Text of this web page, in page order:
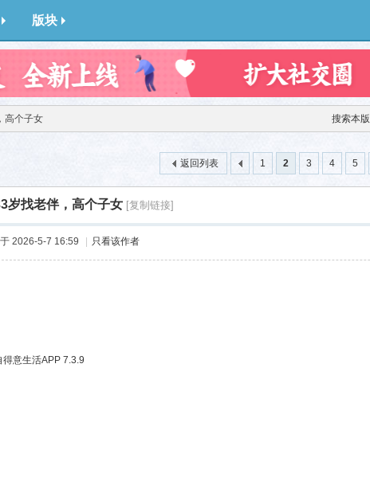
版块
搜索本版
高个子女
1 2 3 4 5
返回列表
岁找老伴，高个子女 [复制链接]
2026-5-7 16:59 只看该作者
得意生活APP 7.3.9